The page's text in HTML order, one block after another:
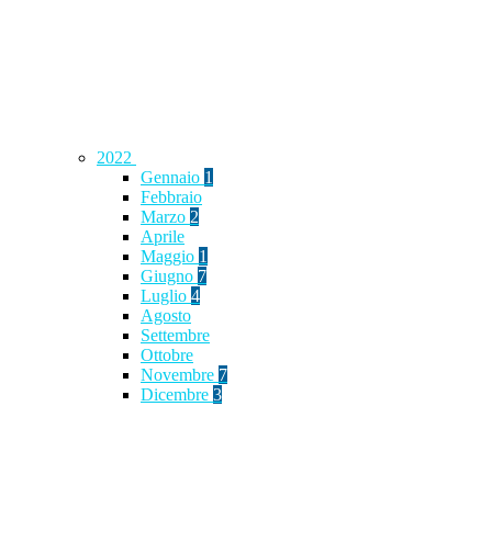
2022
Gennaio 1
Febbraio
Marzo 2
Aprile
Maggio 1
Giugno 7
Luglio 4
Agosto
Settembre
Ottobre
Novembre 7
Dicembre 3